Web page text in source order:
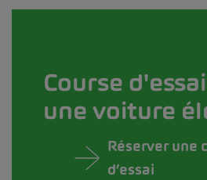
Course
une voiture
Réserver une
d’essai